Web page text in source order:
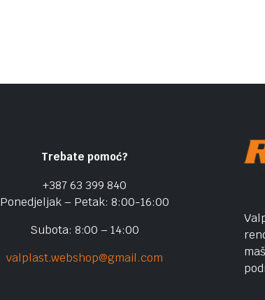
Trebate pomoć?
+387 63 399 840
Ponedjeljak – Petak: 8:00-16:00
Subota: 8:00 – 14:00
valplast.webshop@gmail.com